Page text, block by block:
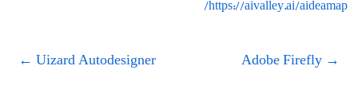
https://aivalley.ai/aideamap/
→
Adobe Firefly
Uizard Autodesigner
←